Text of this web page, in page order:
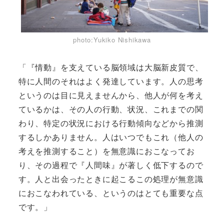
photo:Yukiko Nishikawa
「『情動』を支えている脳領域は大脳新皮質で、
特に人間のそれはよく発達しています。人の思考
というのは目に見えませんから、他人が何を考え
ているかは、その人の行動、状況、これまでの関
わり、特定の状況における行動傾向などから推測
するしかありません。人はいつでもこれ（他人の
考えを推測すること）を無意識におこなってお
り、その過程で『人間味』が著しく低下するので
す。人と出会ったときに起こるこの処理が無意識
におこなわれている、というのはとても重要な点
です。」